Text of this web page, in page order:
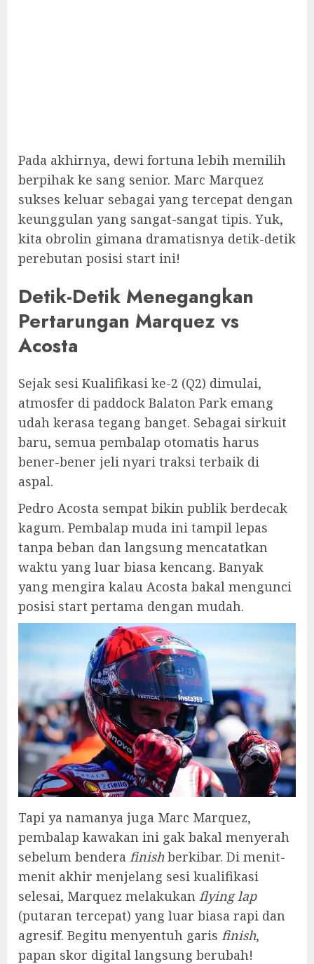
Pada akhirnya, dewi fortuna lebih memilih
berpihak ke sang senior. Marc Marquez
sukses keluar sebagai yang tercepat dengan
keunggulan yang sangat-sangat tipis. Yuk,
kita obrolin gimana dramatisnya detik-detik
perebutan posisi start ini!
Detik-Detik Menegangkan
Pertarungan Marquez vs
Acosta
Sejak sesi Kualifikasi ke-2 (Q2) dimulai,
atmosfer di paddock Balaton Park emang
udah kerasa tegang banget. Sebagai sirkuit
baru, semua pembalap otomatis harus
bener-bener jeli nyari traksi terbaik di
aspal.
Pedro Acosta sempat bikin publik berdecak
kagum. Pembalap muda ini tampil lepas
tanpa beban dan langsung mencatatkan
waktu yang luar biasa kencang. Banyak
yang mengira kalau Acosta bakal mengunci
posisi start pertama dengan mudah.
Tapi ya namanya juga Marc Marquez,
pembalap kawakan ini gak bakal menyerah
sebelum bendera finishberkibar. Di menit-
menit akhir menjelang sesi kualifikasi
selesai, Marquez melakukan flying lap
(putaran tercepat) yang luar biasa rapi dan
agresif. Begitu menyentuh garis finish,
papan skor digital langsung berubah!